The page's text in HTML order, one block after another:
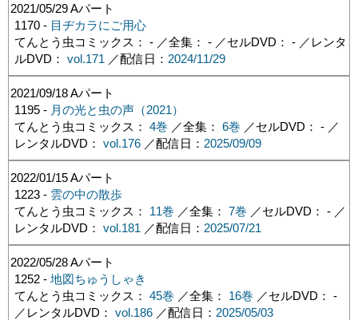
2021/05/29Aパート
1170 - 目ヂカラにご用心
てんとう虫コミックス： - ／全集： - ／セルDVD： - ／レンタ
ルDVD： vol.171 ／配信日： 2024/11/29
2021/09/18Aパート
1195 - 月の光と虫の声（2021）
てんとう虫コミックス： 4巻 ／全集： 6巻 ／セルDVD： - ／
レンタルDVD： vol.176／配信日： 2025/09/09
2022/01/15Aパート
1223 - 雲の中の散歩
てんとう虫コミックス： 11巻 ／全集： 7巻 ／セルDVD： - ／
レンタルDVD： vol.181 ／配信日： 2025/07/21
2022/05/28Aパート
1252 - 地図ちゅうしゃき
てんとう虫コミックス： 45巻 ／全集： 16巻 ／セルDVD： -
／レンタルDVD： vol.186／配信日： 2025/05/03